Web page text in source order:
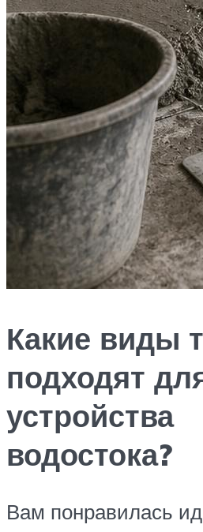
Какие виды
подходят
устройства
водостока?
Вам понравилась